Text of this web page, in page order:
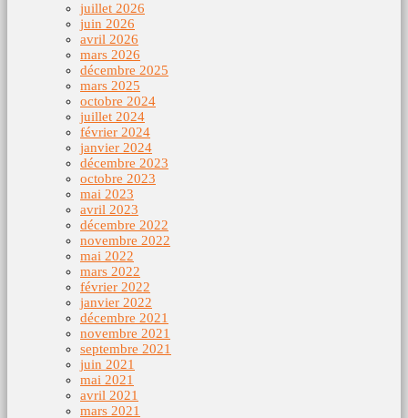
juillet 2026
juin 2026
avril 2026
mars 2026
décembre 2025
mars 2025
octobre 2024
juillet 2024
février 2024
janvier 2024
décembre 2023
octobre 2023
mai 2023
avril 2023
décembre 2022
novembre 2022
mai 2022
mars 2022
février 2022
janvier 2022
décembre 2021
novembre 2021
septembre 2021
juin 2021
mai 2021
avril 2021
mars 2021